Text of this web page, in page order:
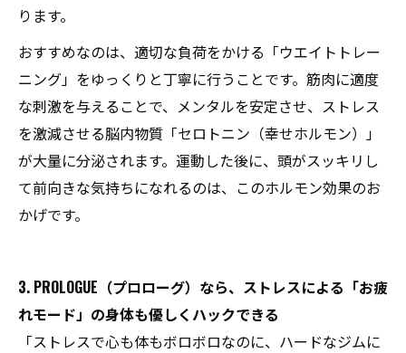
ります。
おすすめなのは、適切な負荷をかける「ウエイトトレー
ニング」をゆっくりと丁寧に行うことです。筋肉に適度
な刺激を与えることで、メンタルを安定させ、ストレス
を激減させる脳内物質「セロトニン（幸せホルモン）」
が大量に分泌されます。運動した後に、頭がスッキリし
て前向きな気持ちになれるのは、このホルモン効果のお
かげです。
3. PROLOGUE（プロローグ）なら、ストレスによる「お疲
れモード」の身体も優しくハックできる
「ストレスで心も体もボロボロなのに、ハードなジムに